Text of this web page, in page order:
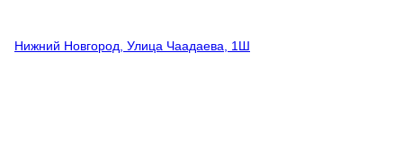
Нижний Новгород, Улица Чаадаева, 1Ш